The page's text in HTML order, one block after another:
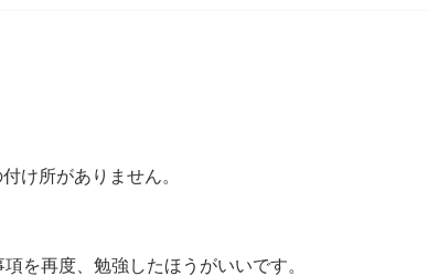
け所がありません。
を再度、勉強したほうがいいです。